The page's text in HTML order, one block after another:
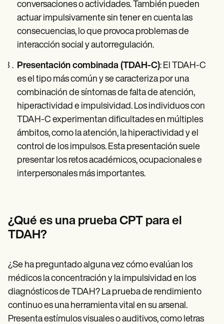
conversaciones o actividades. También pueden
actuar impulsivamente sin tener en cuenta las
consecuencias, lo que provoca problemas de
interacción social y autorregulación.
Presentación combinada (TDAH-C): El TDAH-C
es el tipo más común y se caracteriza por una
combinación de síntomas de falta de atención,
hiperactividad e impulsividad. Los individuos con
TDAH-C experimentan dificultades en múltiples
ámbitos, como la atención, la hiperactividad y el
control de los impulsos. Esta presentación suele
presentar los retos académicos, ocupacionales e
interpersonales más importantes.
¿Qué es una prueba CPT para el
TDAH?
¿Se ha preguntado alguna vez cómo evalúan los
médicos la concentración y la impulsividad en los
diagnósticos de TDAH? La prueba de rendimiento
continuo es una herramienta vital en su arsenal.
Presenta estímulos visuales o auditivos, como letras